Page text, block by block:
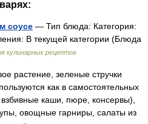
соусе — Тип блюда: Категория:
В текущей категории (Блюда
кулинарных рецептов
зеленые стручки
как в самостоятельных
каши, пюре, консервы),
овощные гарниры, салаты из